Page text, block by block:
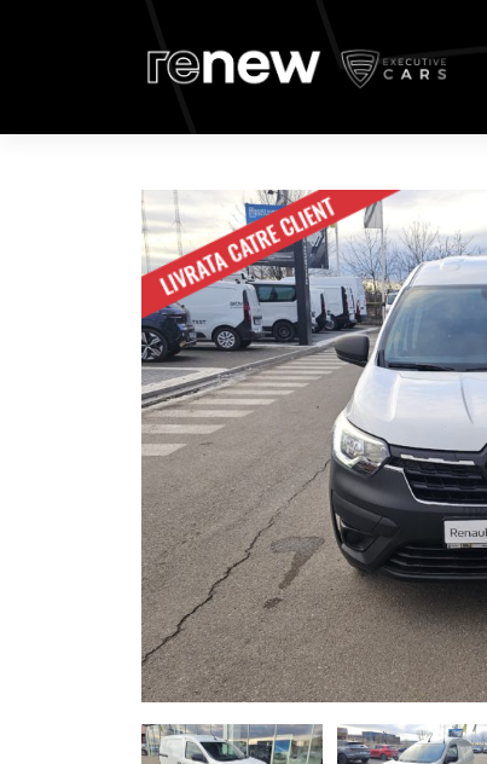
Contactează un consultant de vânzări
Date de contact
Introdu datele
Completează următoarele
*Pentru prelucrarea solicitării, datele marcate cu un
Informatiile despre masina (Renault Express 1,5 Dci 95
Acesta masina fiind vanduta, intelegem ca sunteti
Nume *
Email *
Telefon *
Mesaj